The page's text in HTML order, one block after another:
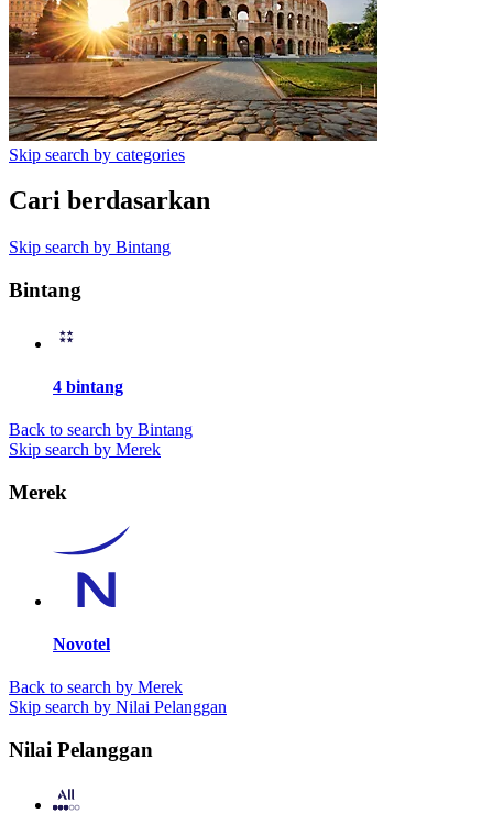
Skip search by categories
Cari berdasarkan
Skip search by Bintang
Bintang
4 bintang
Back to search by Bintang
Skip search by Merek
Merek
Novotel
Back to search by Merek
Skip search by Nilai Pelanggan
Nilai Pelanggan